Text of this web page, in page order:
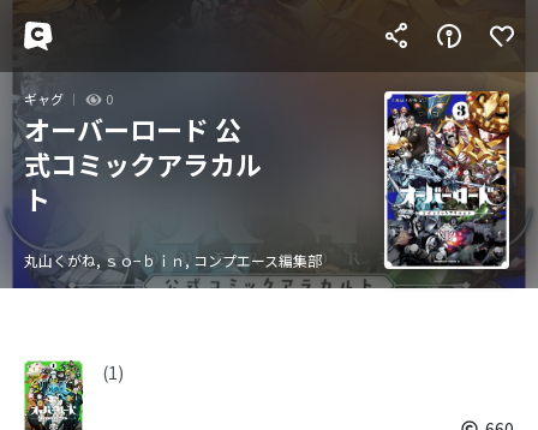
ギャグ 0
オーバーロード 公
式コミックアラカル
ト
丸山くがね, ｓｏ−ｂｉｎ, コンプエース編集部
(1)